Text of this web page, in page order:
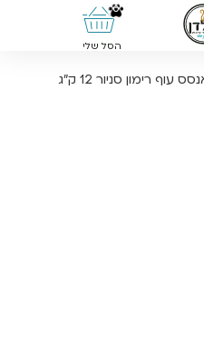
0
הסל שלי